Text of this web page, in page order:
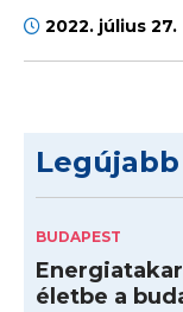
2022. július 27.
BUDAPEST
életbe a